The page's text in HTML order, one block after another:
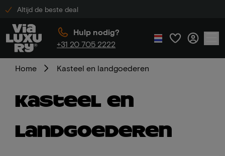
Altijd de beste deal
Hulp nodig?
+31 20 705 2222
Home Kasteel en landgoederen
Kasteel en
landgoederen